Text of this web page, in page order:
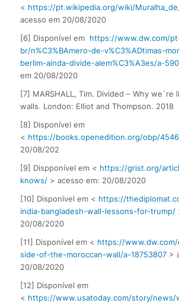
< https://pt.wikipedia.org/wiki/
acesso em 20/08/2020
[6] Disponível em https://www.dw.com/
br/n%C3%BAmero-de-v%C3%ADtimas-
berlim-ainda-divide-alem%C3%A3es/a-
em 20/08/2020
[7] MARSHALL, Tim. Divided – Why we`re
walls. London: Elliot and Thompson. 2018
[8] Disponível em
< https://books.openedition.org/obp/4546
20/08/202
[9] Dispponível em < https://grist.org/
knows/> acesso em: 20/08/2020
[10] Disponível em < https://
india-bangladesh-wall-lessons-for-trump/
20/08/2020
[11] Disponível em < https://
side-of-the-moroccan-wall/a-18753807>
20/08/2020
[12] Disponível em
< https://www.usatoday.com/story/